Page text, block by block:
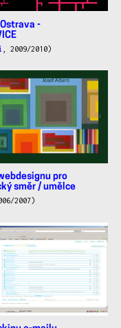
-
, 2009/2010)
pro
směr / umělce
2007)